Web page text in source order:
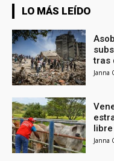
LO MÁS LEÍDO
tras
Janna
Janna